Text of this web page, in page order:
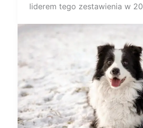
liderem tego zestawienia w